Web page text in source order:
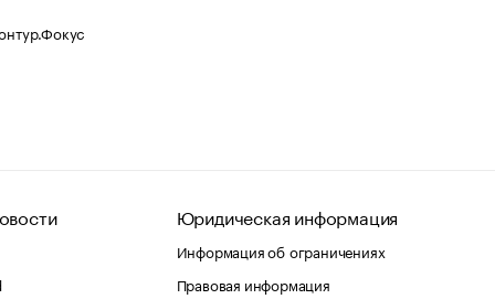
Юридическая информация
Информация об ограничениях
Правовая информация